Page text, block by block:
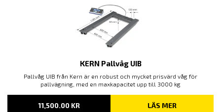
KERN Pallvåg UIB
Pallvåg UIB från Kern är en robust och mycket prisvärd våg för
pallvägning, med en maxkapacitet upp till 3000 kg
11,500.00 KR LÄS MER